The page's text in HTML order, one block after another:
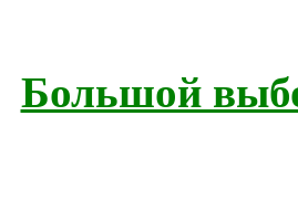
Большой